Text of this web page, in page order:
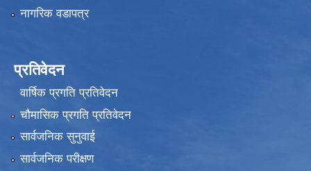
नागरिक वडापत्र
प्रतिवेदन
वार्षिक प्रगति प्रतिवेदन
चौमासिक प्रगति प्रतिवेदन
सार्वजनिक सुनुवाई
सार्वजनिक परीक्षण